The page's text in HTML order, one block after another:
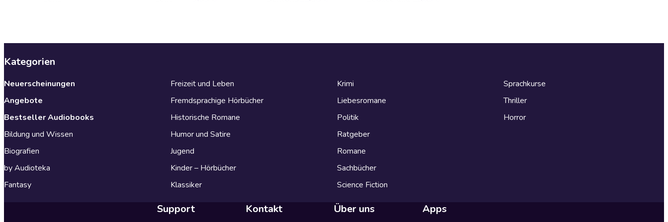
Kategorien
Neuerscheinungen
Angebote
Bestseller Audiobooks
Bildung und Wissen
Biografien
by Audioteka
Fantasy
Freizeit und Leben
Fremdsprachige Hörbücher
Historische Romane
Humor und Satire
Jugend
Kinder – Hörbücher
Klassiker
Krimi
Liebesromane
Politik
Ratgeber
Romane
Sachbücher
Science Fiction
Sprachkurse
Thriller
Horror
Support Kontakt Über uns Apps